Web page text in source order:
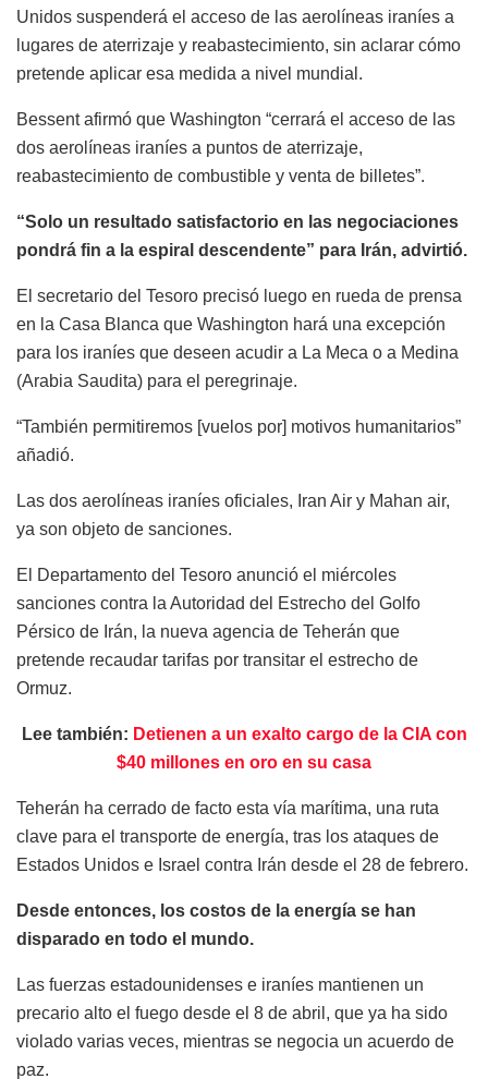
Unidos suspenderá el acceso de las aerolíneas iraníes a
lugares de aterrizaje y reabastecimiento, sin aclarar cómo
pretende aplicar esa medida a nivel mundial.
Bessent afirmó que Washington “cerrará el acceso de las
dos aerolíneas iraníes a puntos de aterrizaje,
reabastecimiento de combustible y venta de billetes”.
“Solo un resultado satisfactorio en las negociaciones
pondrá fin a la espiral descendente” para Irán, advirtió.
El secretario del Tesoro precisó luego en rueda de prensa
en la Casa Blanca que Washington hará una excepción
para los iraníes que deseen acudir a La Meca o a Medina
(Arabia Saudita) para el peregrinaje.
“También permitiremos [vuelos por] motivos humanitarios”
añadió.
Las dos aerolíneas iraníes oficiales, Iran Air y Mahan air,
ya son objeto de sanciones.
El Departamento del Tesoro anunció el miércoles
sanciones contra la Autoridad del Estrecho del Golfo
Pérsico de Irán, la nueva agencia de Teherán que
pretende recaudar tarifas por transitar el estrecho de
Ormuz.
Lee también: Detienen a un exalto cargo de la CIA con
$40 millones en oro en su casa
Teherán ha cerrado de facto esta vía marítima, una ruta
clave para el transporte de energía, tras los ataques de
Estados Unidos e Israel contra Irán desde el 28 de febrero.
Desde entonces, los costos de la energía se han
disparado en todo el mundo.
Las fuerzas estadounidenses e iraníes mantienen un
precario alto el fuego desde el 8 de abril, que ya ha sido
violado varias veces, mientras se negocia un acuerdo de
paz.